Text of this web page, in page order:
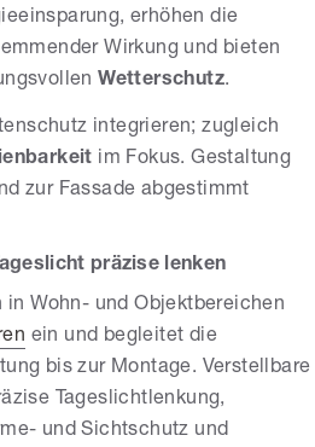
erhöhen die
Wirkung und bieten
Wetterschutz.
integrieren; zugleich
im Fokus. Gestaltung
zur Fassade abgestimmt
präzise lenken
in Wohn- und Objektbereichen
ein und begleitet die
bis zur Montage. Verstellbare
Tageslichtlenkung,
und Sichtschutz und